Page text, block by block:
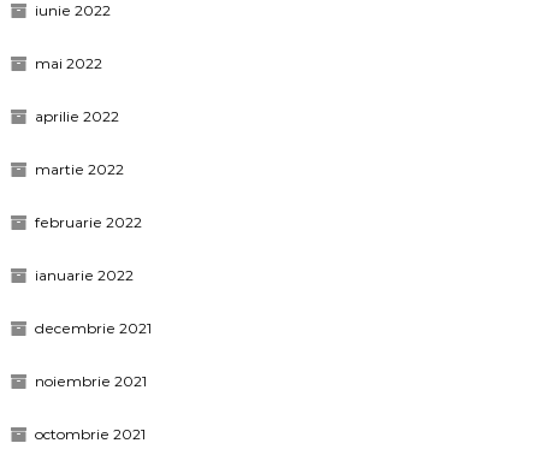
iunie 2022
mai 2022
aprilie 2022
martie 2022
februarie 2022
ianuarie 2022
decembrie 2021
noiembrie 2021
octombrie 2021